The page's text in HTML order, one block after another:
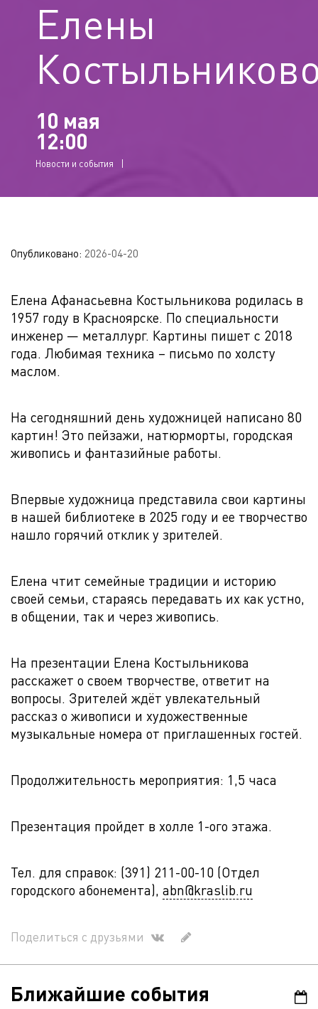
Елены
10 мая
12:00
Новости и события
Опубликовано: 2026-04-20
Елена Афанасьевна Костыльникова родилась в
1957 году в Красноярске. По специальности
инженер — металлург. Картины пишет с 2018
года. Любимая техника – письмо по холсту
маслом.
На сегодняшний день художницей написано 80
картин! Это пейзажи, натюрморты, городская
живопись и фантазийные работы.
Впервые художница представила свои картины
в нашей библиотеке в 2025 году и ее творчество
нашло горячий отклик у зрителей.
Елена чтит семейные традиции и историю
своей семьи, стараясь передавать их как устно,
в общении, так и через живопись.
На презентации Елена Костыльникова
расскажет о своем творчестве, ответит на
вопросы. Зрителей ждёт увлекательный
рассказ о живописи и художественные
музыкальные номера от приглашенных гостей.
Продолжительность мероприятия: 1,5 часа
Презентация пройдет в холле 1-ого этажа.
Тел. для справок: (391) 211-00-10 (Отдел
городского абонемента), abn@kraslib.ru
Поделиться с друзьями
Ближайшие события